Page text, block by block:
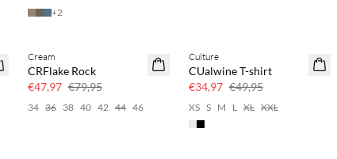
+2
40 % Rabatt
Cream
CRFlake Rock
€47,97 €79,95
34 36 38 40 42 44 46
30 % Rabatt
Culture
CUalwine T-shirt
€34,97 €49,95
XS S M L XL XXL